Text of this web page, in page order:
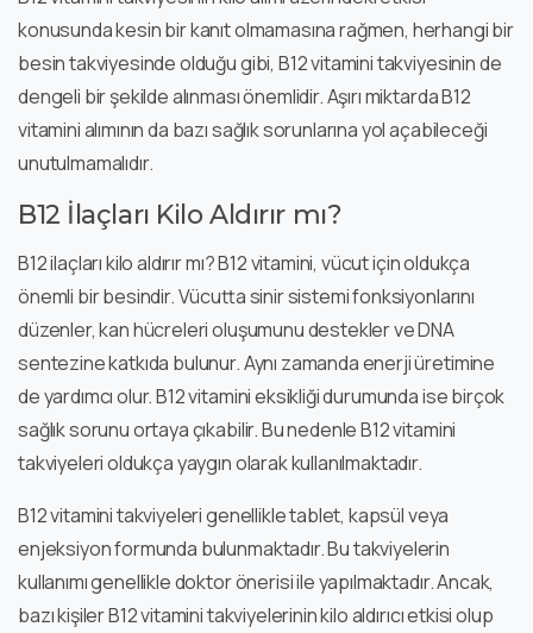
konusunda kesin bir kanıt olmamasına rağmen, herhangi bir
besin takviyesinde olduğu gibi, B12 vitamini takviyesinin de
dengeli bir şekilde alınması önemlidir. Aşırı miktarda B12
vitamini alımının da bazı sağlık sorunlarına yol açabileceği
unutulmamalıdır.
B12 İlaçları Kilo Aldırır mı?
B12 ilaçları kilo aldırır mı? B12 vitamini, vücut için oldukça
önemli bir besindir. Vücutta sinir sistemi fonksiyonlarını
düzenler, kan hücreleri oluşumunu destekler ve DNA
sentezine katkıda bulunur. Aynı zamanda enerji üretimine
de yardımcı olur. B12 vitamini eksikliği durumunda ise birçok
sağlık sorunu ortaya çıkabilir. Bu nedenle B12 vitamini
takviyeleri oldukça yaygın olarak kullanılmaktadır.
B12 vitamini takviyeleri genellikle tablet, kapsül veya
enjeksiyon formunda bulunmaktadır. Bu takviyelerin
kullanımı genellikle doktor önerisi ile yapılmaktadır. Ancak,
bazı kişiler B12 vitamini takviyelerinin kilo aldırıcı etkisi olup